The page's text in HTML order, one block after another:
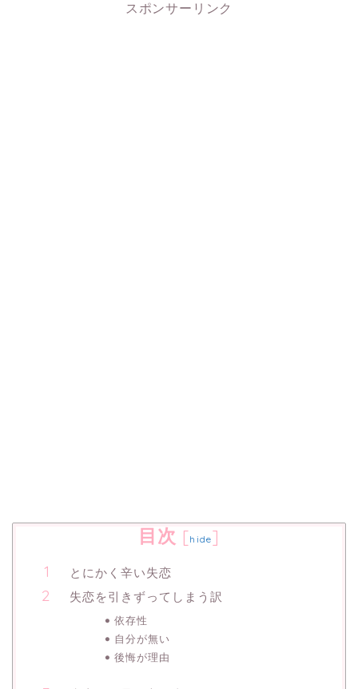
スポンサーリンク
目次 [hide]
とにかく辛い失恋
失恋を引きずってしまう訳
依存性
自分が無い
後悔が理由